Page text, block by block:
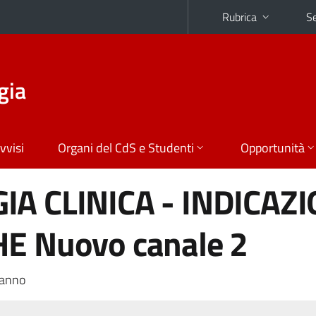
Rubrica
Organi del CdS e Studenti Opportunità
CLINICA -
Nuovo canale 2